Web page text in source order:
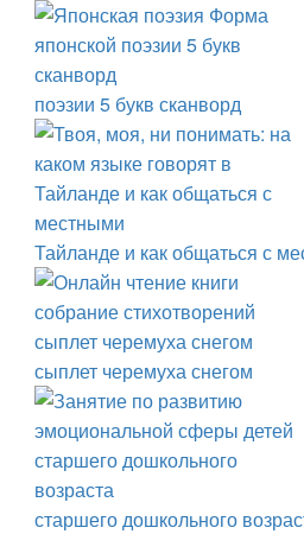
поэзии 5 букв сканворд
Тайланде и как общаться с
сыплет черемуха снегом
старшего дошкольного